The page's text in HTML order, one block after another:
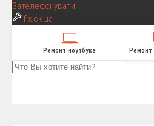
Зателефонувати
fix.ck.ua
Ремонт ноутбука Ремонт